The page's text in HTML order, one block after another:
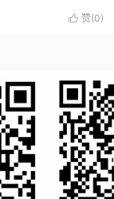
 赞(0)